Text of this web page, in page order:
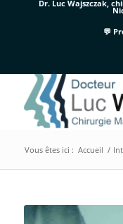
Dr. Luc Wajszczak,
💬
Vous êtes ici : Accueil /